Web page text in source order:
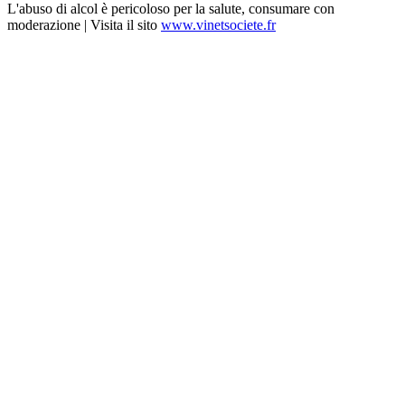
L'abuso di alcol è pericoloso per la salute, consumare con
moderazione | Visita il sito www.vinetsociete.fr